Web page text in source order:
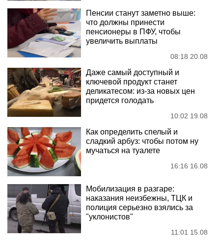
Пенсии станут заметно выше:
что должны принести
пенсионеры в ПФУ, чтобы
увеличить выплаты
08:18 20.08
Даже самый доступный и
ключевой продукт станет
деликатесом: из-за новых цен
придется голодать
10:02 19.08
Как определить спелый и
сладкий арбуз: чтобы потом ну
мучаться на туалете
16:16 16.08
Мобилизация в разгаре:
наказания неизбежны, ТЦК и
полиция серьезно взялись за
"уклонистов"
11:01 15.08